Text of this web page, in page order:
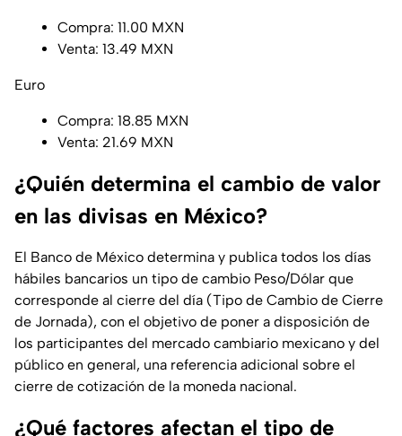
Compra: 11.00 MXN
Venta: 13.49 MXN
Euro
Compra: 18.85 MXN
Venta: 21.69 MXN
¿Quién determina el cambio de valor
en las divisas en México?
El Banco de México determina y publica todos los días
hábiles bancarios un tipo de cambio Peso/Dólar que
corresponde al cierre del día (Tipo de Cambio de Cierre
de Jornada), con el objetivo de poner a disposición de
los participantes del mercado cambiario mexicano y del
público en general, una referencia adicional sobre el
cierre de cotización de la moneda nacional.
¿Qué factores afectan el tipo de